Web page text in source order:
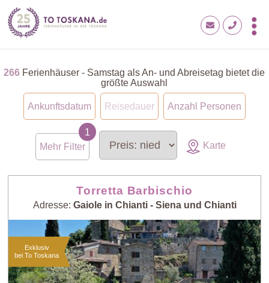
266 Ferienhäuser - Samstag als An- und Abreisetag bietet die
größte Auswahl
Ankunftsdatum Reisedauer Anzahl Personen
Mehr Filter Karte
Torretta Barbischio
Adresse: Gaiole in Chianti - Siena und Chianti
Exklusiv
bei To Toskana